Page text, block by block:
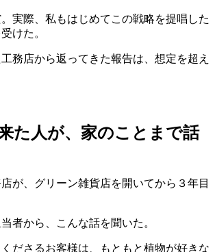
実際、私もはじめてこの戦略を提唱した
けた。
務店から返ってきた報告は、想定を超え
た人が、家のことまで話
が、グリーン雑貨店を開いてから３年目
者から、こんな話を聞いた。
くださるお客様は、もともと植物が好きな